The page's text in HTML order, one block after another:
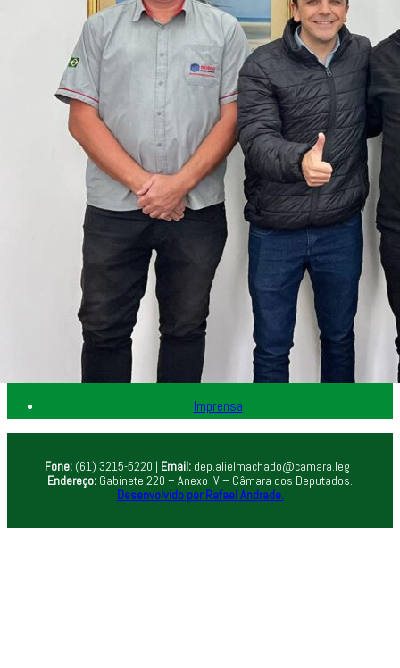
Home
Minha história
Aliel na sua cidade
Notícias
Aliel na câmara
Imprensa
Fone: (61) 3215-5220 | Email: dep.alielmachado@camara.leg |
Endereço: Gabinete 220 – Anexo IV – Câmara dos Deputados.
Desenvolvido por Rafael Andrade.